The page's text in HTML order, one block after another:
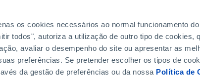
os cookies necessários ao normal funcionamento
todos", autoriza a utilização de outro tipo de cookies,
avaliar o desempenho do site ou apresentar as
preferências. Se pretender escolher os tipos de
da gestão de preferências ou da nossa Política de
396.268 // 411.995